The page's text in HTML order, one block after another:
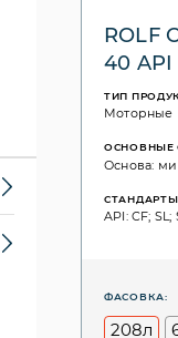
ROLF
40 API
ТИП
Моторные
ОСНОВНЫЕ
Основа:
СТАНДАРТЫ
API: CF;
ФАСОВКА:
208л